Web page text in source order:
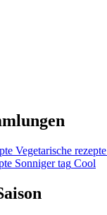
Vegetarische rezepte
Sonniger tag Cool